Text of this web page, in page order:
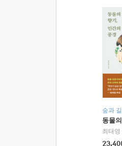
숲과
동물
최태영